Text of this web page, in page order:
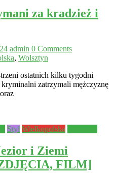
za kradzież i
admin 0 Comments
, Wolsztyn
ostatnich kilku tygodni
zatrzymali mężczyznę
Styl Wielkopolska
i Ziemi
FILM]